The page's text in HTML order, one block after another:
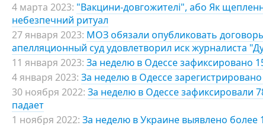
4 марта 2023: "Вакцини-довгожителі", або Як
небезпечний ритуал
27 января 2023: МОЗ обязали опубликовать
апелляционный суд удовлетворил иск журналиста
11 января 2023: За неделю в Одессе зафиксировано
4 января 2023: За неделю в Одессе
30 ноября 2022: За неделю в Одессе зафиксировали
падает
1 ноября 2022: За неделю в Украине выявлено более